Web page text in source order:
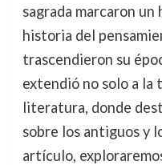
sagrada marcaron
historia del
trascendieron su
extendió no solo a la
literatura, donde
sobre los antiguos y
artículo,